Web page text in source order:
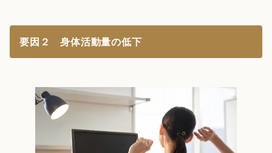
要因２ 身体活動量の低下